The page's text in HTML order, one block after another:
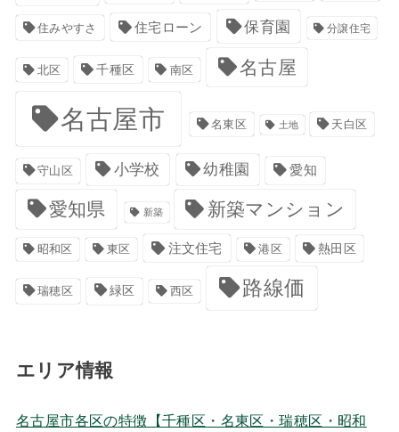
住みやすさ 住宅ローン 保育園 分譲住宅
北区 千種区 南区 名古屋
名古屋市 名東区 土地 天白区
守山区 小学校 幼稚園 愛知
愛知県 新築 新築マンション
昭和区 東区 注文住宅 港区 熱田区
瑞穂区 緑区 西区 路線価
エリア情報
名古屋市各区の特徴【千種区・名東区・瑞穂区・昭和